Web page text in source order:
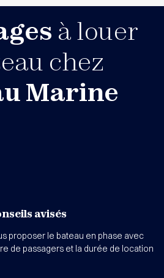
à louer
chez
Marine
avisés
proposer le bateau en phase avec
de passagers et la durée de location